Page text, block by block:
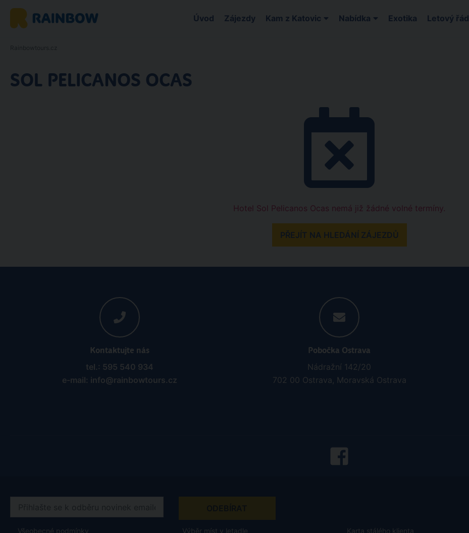
Úvod Zájezdy Kam z Katovic Nabídka Exotika Letový řád
SOL PELICANOS OCAS
Hotel Sol Pelicanos Ocas nemá již žádné volné termíny.
PŘEJÍT NA HLEDÁNÍ ZÁJEZDŮ
Kontaktujte nás
tel.: 595 540 934
e-mail: info@rainbowtours.cz
Pobočka Ostrava
Nádražní 142/20
702 00 Ostrava, Moravská Ostrava
Všeobecné podmínky
Výběr míst v letadle
Karta stálého klienta